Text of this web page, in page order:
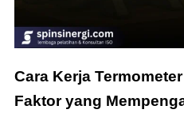
Cara Kerja
Faktor yang